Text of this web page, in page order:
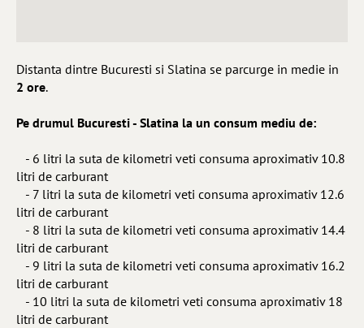
Distanta dintre Bucuresti si Slatina se parcurge in medie in
2 ore.
Pe drumul Bucuresti - Slatina la un consum mediu de:
- 6 litri la suta de kilometri veti consuma aproximativ 10.8
litri de carburant
- 7 litri la suta de kilometri veti consuma aproximativ 12.6
litri de carburant
- 8 litri la suta de kilometri veti consuma aproximativ 14.4
litri de carburant
- 9 litri la suta de kilometri veti consuma aproximativ 16.2
litri de carburant
- 10 litri la suta de kilometri veti consuma aproximativ 18
litri de carburant